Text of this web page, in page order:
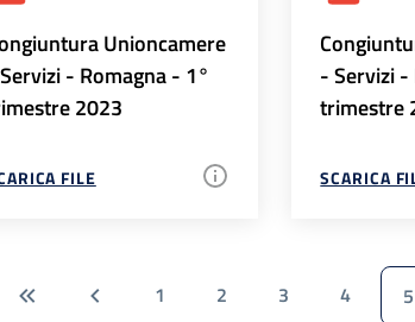
Unioncamere
- Romagna - 1°
2023
FILE
- Servizi -
trimestre
SCARICA
1 2 3 4 5